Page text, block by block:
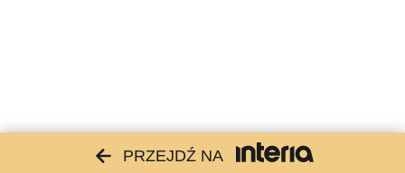
PRZEJDŹ NA